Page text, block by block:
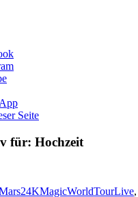
Seite
für: Hochzeit
,